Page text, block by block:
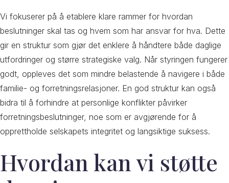
Vi fokuserer på å etablere klare rammer for hvordan
beslutninger skal tas og hvem som har ansvar for hva. Dette
gir en struktur som gjør det enklere å håndtere både daglige
utfordringer og større strategiske valg. Når styringen fungerer
godt, oppleves det som mindre belastende å navigere i både
familie- og forretningsrelasjoner. En god struktur kan også
bidra til å forhindre at personlige konflikter påvirker
forretningsbeslutninger, noe som er avgjørende for å
opprettholde selskapets integritet og langsiktige suksess.
Hvordan kan vi støtte